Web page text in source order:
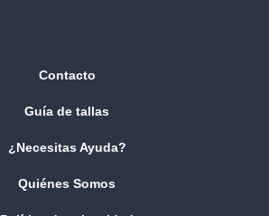
Contacto
Guía de tallas
¿Necesitas Ayuda?
Quiénes Somos